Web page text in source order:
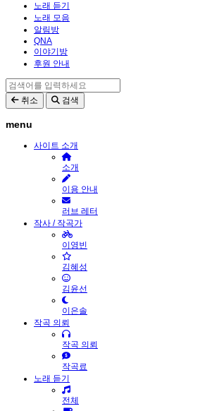
노래 듣기
노래 모음
알림방
QNA
이야기방
후원 안내
취소 검색
menu
사이트 소개
소개
이용 안내
러브 레터
작사 / 작곡가
이영빈
김혜성
김윤선
이은솔
작곡 의뢰
작곡 의뢰
작곡료
노래 듣기
전체